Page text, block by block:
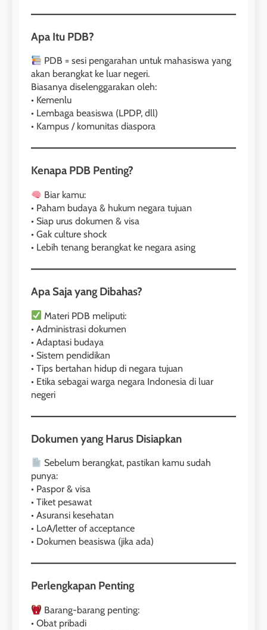
26
Online
LEIDEN INSTITUTE
Daftar Peserta Kursus IELTS
Online
28
LEIDEN INSTITUTE
29
Preparation dan IELTS Practice
LEIDEN INSTITUTE
Apa Itu PDB?
PDB = sesi pengarahan untuk mahasiswa yang
akan berangkat ke luar negeri.
Biasanya diselenggarakan oleh:
• Kemenlu
• Lembaga beasiswa (LPDP, dll)
• Kampus / komunitas diaspora
Kenapa PDB Penting?
Biar kamu:
• Paham budaya & hukum negara tujuan
• Siap urus dokumen & visa
• Gak culture shock
• Lebih tenang berangkat ke negara asing
Apa Saja yang Dibahas?
Materi PDB meliputi:
• Administrasi dokumen
• Adaptasi budaya
• Sistem pendidikan
• Tips bertahan hidup di negara tujuan
• Etika sebagai warga negara Indonesia di luar
negeri
Dokumen yang Harus Disiapkan
Sebelum berangkat, pastikan kamu sudah
punya:
• Paspor & visa
• Tiket pesawat
• Asuransi kesehatan
• LoA/letter of acceptance
• Dokumen beasiswa (jika ada)
Perlengkapan Penting
Barang-barang penting:
• Obat pribadi